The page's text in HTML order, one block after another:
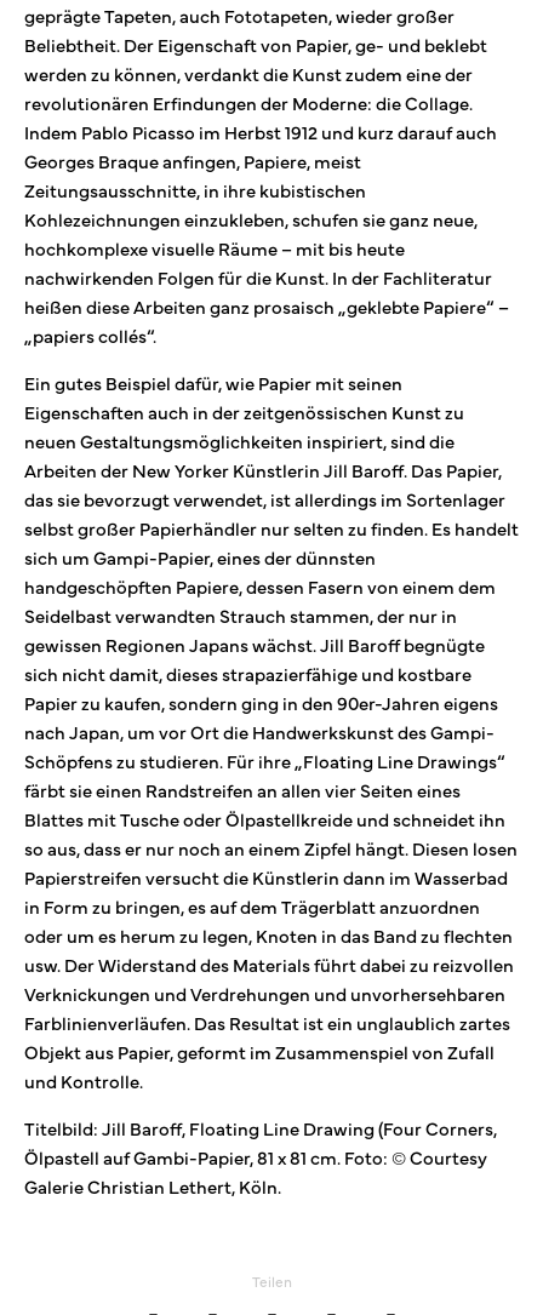
geprägte Tapeten, auch Fototapeten, wieder großer
Beliebtheit. Der Eigenschaft von Papier, ge- und beklebt
werden zu können, verdankt die Kunst zudem eine der
revolutionären Erfindungen der Moderne: die Collage.
Indem Pablo Picasso im Herbst 1912 und kurz darauf auch
Georges Braque anfingen, Papiere, meist
Zeitungsausschnitte, in ihre kubistischen
Kohlezeichnungen einzukleben, schufen sie ganz neue,
hochkomplexe visuelle Räume – mit bis heute
nachwirkenden Folgen für die Kunst. In der Fachliteratur
heißen diese Arbeiten ganz prosaisch „geklebte Papiere“ –
„papiers collés“.
Ein gutes Beispiel dafür, wie Papier mit seinen
Eigenschaften auch in der zeitgenössischen Kunst zu
neuen Gestaltungsmöglichkeiten inspiriert, sind die
Arbeiten der New Yorker Künstlerin Jill Baroff. Das Papier,
das sie bevorzugt verwendet, ist allerdings im Sortenlager
selbst großer Papierhändler nur selten zu finden. Es handelt
sich um Gampi-Papier, eines der dünnsten
handgeschöpften Papiere, dessen Fasern von einem dem
Seidelbast verwandten Strauch stammen, der nur in
gewissen Regionen Japans wächst. Jill Baroff begnügte
sich nicht damit, dieses strapazierfähige und kostbare
Papier zu kaufen, sondern ging in den 90er-Jahren eigens
nach Japan, um vor Ort die Handwerkskunst des Gampi-
Schöpfens zu studieren. Für ihre „Floating Line Drawings“
färbt sie einen Randstreifen an allen vier Seiten eines
Blattes mit Tusche oder Ölpastellkreide und schneidet ihn
so aus, dass er nur noch an einem Zipfel hängt. Diesen losen
Papierstreifen versucht die Künstlerin dann im Wasserbad
in Form zu bringen, es auf dem Trägerblatt anzuordnen
oder um es herum zu legen, Knoten in das Band zu flechten
usw. Der Widerstand des Materials führt dabei zu reizvollen
Verknickungen und Verdrehungen und unvorhersehbaren
Farblinienverläufen. Das Resultat ist ein unglaublich zartes
Objekt aus Papier, geformt im Zusammenspiel von Zufall
und Kontrolle.
Titelbild: Jill Baroff, Floating Line Drawing (Four Corners,
Ölpastell auf Gambi-Papier, 81 x 81 cm. Foto: © Courtesy
Galerie Christian Lethert, Köln.
Teilen